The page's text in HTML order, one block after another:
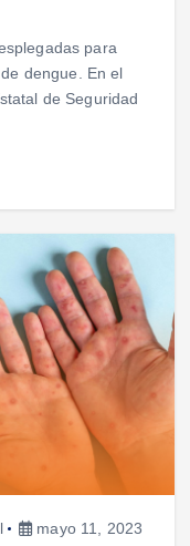
para
dengue. En el
de Seguridad
mayo 11, 2023